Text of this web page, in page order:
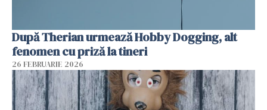
După Therian urmează Hobby Dogging, alt
fenomen cu priză la tineri
26 FEBRUARIE 2026